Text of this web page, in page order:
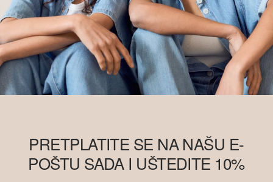
PRETPLATITE SE NA NAŠU E-
POŠTU SADA I UŠTEDITE 10%